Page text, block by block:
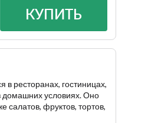
КУПИТЬ
ресторанах, гостиницах,
домашних условиях. Оно
салатов, фруктов, тортов,